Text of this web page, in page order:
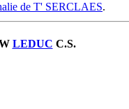
de T' SERCLAES.
LEDUC C.S.